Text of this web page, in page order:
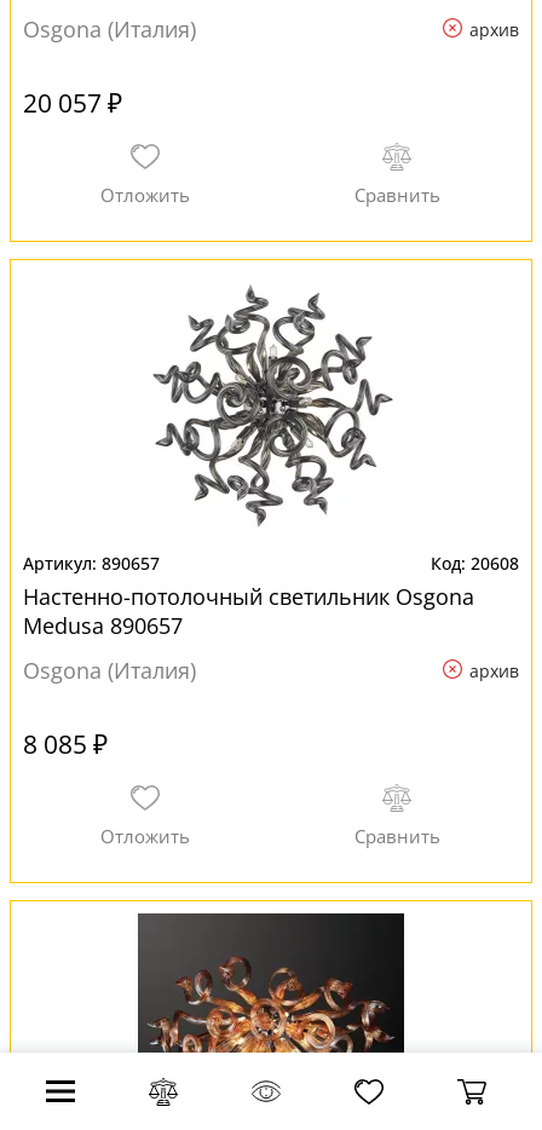
Osgona (Италия)
архив
20 057 ₽
890657 20608
Настенно-потолочный светильник Osgona
Medusa 890657
Osgona (Италия)
архив
8 085 ₽